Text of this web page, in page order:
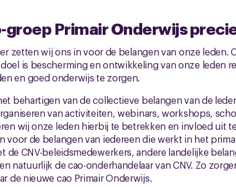
groep Primair Onderwijs
zetten wij ons in voor de belangen van onze leden.
is bescherming en ontwikkeling van onze leden
en goed onderwijs te zorgen.
behartigen van de collectieve belangen van de
van activiteiten, webinars, workshops,
wij onze leden hierbij te betrekken en invloed uit
voor de belangen van iedereen die werkt in het
de CNV-beleidsmedewerkers, andere landelijke
natuurlijk de cao-onderhandelaar van CNV. Zo
de nieuwe cao Primair Onderwijs.